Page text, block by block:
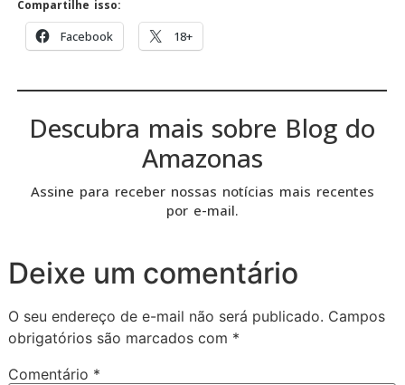
Compartilhe isso:
Facebook 18+
Descubra mais sobre Blog do
Amazonas
Assine para receber nossas notícias mais recentes
por e-mail.
Deixe um comentário
O seu endereço de e-mail não será publicado. Campos
obrigatórios são marcados com *
Comentário *